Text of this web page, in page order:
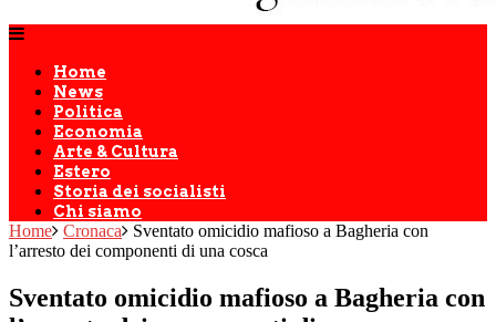
Home
News
Politica
Economia
Arte & Cultura
Estero
Storia dei socialisti
Chi siamo
Home Cronaca
Sventato omicidio mafioso a Bagheria con
l’arresto dei componenti di una cosca
Sventato omicidio mafioso a Bagheria con